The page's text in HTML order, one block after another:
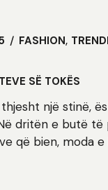
FASHION
SË TOKËS
një stinë,
dritën e butë të
që bien, moda e